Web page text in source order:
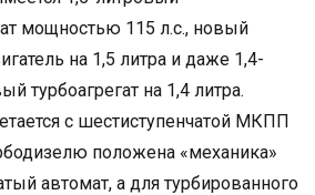
мощностью 115 л.с., новый
на 1,5 литра и даже 1,4-
турбоагрегат на 1,4 литра.
с шестиступенчатой МКПП
положена «механика»
автомат, а для турбированного